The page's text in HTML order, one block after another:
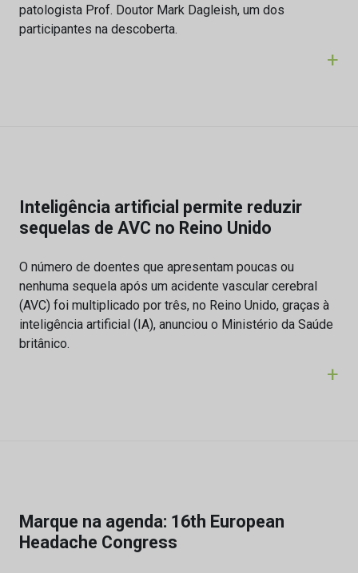
patologista Prof. Doutor Mark Dagleish, um dos
participantes na descoberta.
+
Inteligência artificial permite reduzir
sequelas de AVC no Reino Unido
O número de doentes que apresentam poucas ou
nenhuma sequela após um acidente vascular cerebral
(AVC) foi multiplicado por três, no Reino Unido, graças à
inteligência artificial (IA), anunciou o Ministério da Saúde
britânico.
+
Marque na agenda: 16th European
Headache Congress